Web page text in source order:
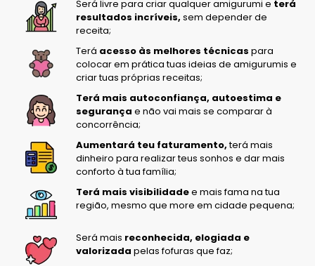
Será livre para criar qualquer amigurumi e terá
resultados incríveis, sem depender de
receita;
Terá acesso às melhores técnicas para
colocar em prática tuas ideias de amigurumis e
criar tuas próprias receitas;
Terá mais autoconfiança, autoestima e
segurança e não vai mais se comparar à
concorrência;
Aumentará teu faturamento,terá mais
dinheiro para realizar teus sonhos e dar mais
conforto à tua família;
Terá mais visibilidadee mais fama na tua
região, mesmo que more em cidade pequena;
Será mais reconhecida, elogiada e
valorizada pelas fofuras que faz;